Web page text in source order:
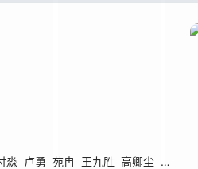
淼 卢勇 苑冉 王九胜 高卿尘 贾妮